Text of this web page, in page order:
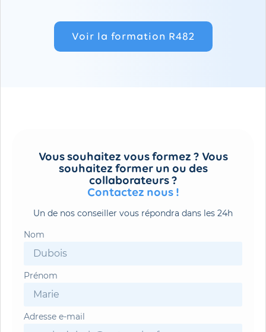
Voir la formation R482
Vous souhaitez vous formez ? Vous
souhaitez former un ou des
collaborateurs ?
Contactez nous !
Un de nos conseiller vous répondra dans les 24h
Nom
Prénom
Adresse e-mail